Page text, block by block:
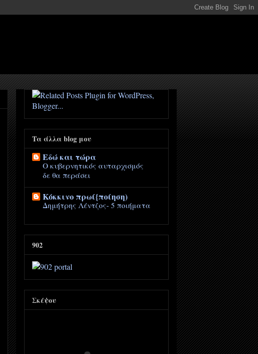
Τα άλλα blog μου
Eδώ και τώρα
Ο κυβερνητικός αυταρχισμός
δε θα περάσει
Κόκκινο πρωί{ποίηση)
Δημήτρης Λέντζος- 5 ποιήματα
902
Σκέψου